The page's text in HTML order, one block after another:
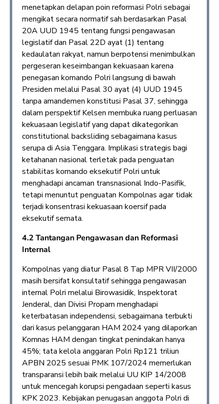
menetapkan delapan poin reformasi Polri sebagai
mengikat secara normatif sah berdasarkan Pasal
20A UUD 1945 tentang fungsi pengawasan
legislatif dan Pasal 22D ayat (1) tentang
kedaulatan rakyat, namun berpotensi menimbulkan
pergeseran keseimbangan kekuasaan karena
penegasan komando Polri langsung di bawah
Presiden melalui Pasal 30 ayat (4) UUD 1945
tanpa amandemen konstitusi Pasal 37, sehingga
dalam perspektif Kelsen membuka ruang perluasan
kekuasaan legislatif yang dapat dikategorikan
constitutional backsliding sebagaimana kasus
serupa di Asia Tenggara. Implikasi strategis bagi
ketahanan nasional terletak pada penguatan
stabilitas komando eksekutif Polri untuk
menghadapi ancaman transnasional Indo-Pasifik,
tetapi menuntut penguatan Kompolnas agar tidak
terjadi konsentrasi kekuasaan koersif pada
eksekutif semata.
4.2 Tantangan Pengawasan dan Reformasi
Internal
Kompolnas yang diatur Pasal 8 Tap MPR VII/2000
masih bersifat konsultatif sehingga pengawasan
internal Polri melalui Birowasidik, Inspektorat
Jenderal, dan Divisi Propam menghadapi
keterbatasan independensi, sebagaimana terbukti
dari kasus pelanggaran HAM 2024 yang dilaporkan
Komnas HAM dengan tingkat penindakan hanya
45%; tata kelola anggaran Polri Rp121 triliun
APBN 2025 sesuai PMK 107/2024 memerlukan
transparansi lebih baik melalui UU KIP 14/2008
untuk mencegah korupsi pengadaan seperti kasus
KPK 2023. Kebijakan penugasan anggota Polri di